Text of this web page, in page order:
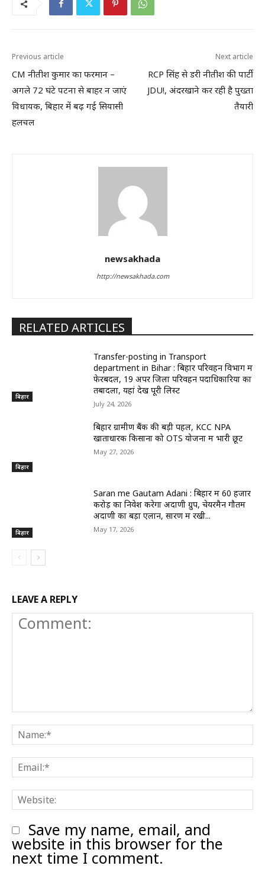
Previous article
CM नीतीश कुमार का फरमान –
अगले 72 घंटे पटना से बाहर न जाएं
विधायक, बिहार में बढ़ गई सियासी
हलचल
Next article
RCP सिंह से डरी नीतीश की पार्टी
JDU!, अंदरखाने कर रही है पुख्ता
तैयारी
newsakhada
http://newsakhada.com
RELATED ARTICLES
बिहार
Transfer-posting in Transport
department in Bihar : बिहार परिवहन विभाग में
फेरबदल, 19 अपर जिला परिवहन पदाधिकारियों का
तबादला, यहां देखें पूरी लिस्ट
July 24, 2026
बिहार
बिहार ग्रामीण बैंक की बड़ी पहल, KCC NPA
खाताधारक किसानों को OTS योजना में भारी छूट
May 27, 2026
बिहार
Saran me Gautam Adani : बिहार में 60 हजार
करोड़ का निवेश करेगा अदाणी ग्रुप, चेयरमैन गौतम
अदाणी का बड़ा एलान, सारण में रखी...
May 17, 2026
LEAVE A REPLY
Comment:
Save my name, email, and
website in this browser for the
next time I comment.